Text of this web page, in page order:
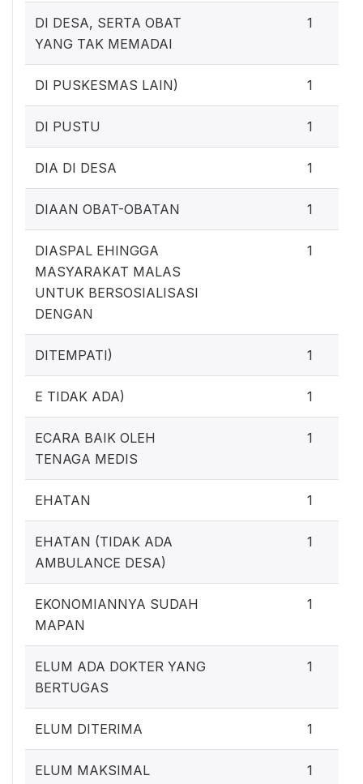
DI DESA, SERTA OBAT
YANG TAK MEMADAI
1
DI PUSKESMAS LAIN) 1
DI PUSTU 1
DIA DI DESA 1
DIAAN OBAT-OBATAN 1
DIASPAL EHINGGA
MASYARAKAT MALAS
UNTUK BERSOSIALISASI
DENGAN
1
DITEMPATI) 1
E TIDAK ADA) 1
ECARA BAIK OLEH
TENAGA MEDIS
1
EHATAN 1
EHATAN (TIDAK ADA
AMBULANCE DESA)
1
EKONOMIANNYA SUDAH
MAPAN
1
ELUM ADA DOKTER YANG
BERTUGAS
1
ELUM DITERIMA 1
ELUM MAKSIMAL 1